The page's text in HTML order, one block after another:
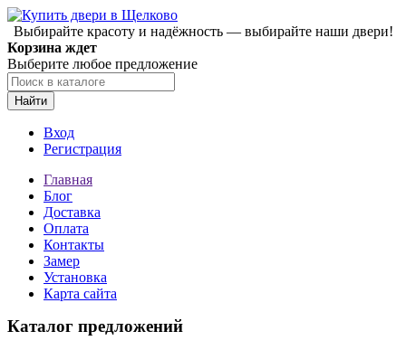
Выбирайте красоту и надёжность — выбирайте наши двери!
Корзина ждет
Выберите любое предложение
Найти
Вход
Регистрация
Главная
Блог
Доставка
Оплата
Контакты
Замер
Установка
Карта сайта
Каталог предложений